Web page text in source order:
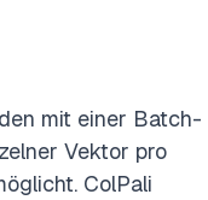
mit einer Batch-
Vektor pro
ColPali